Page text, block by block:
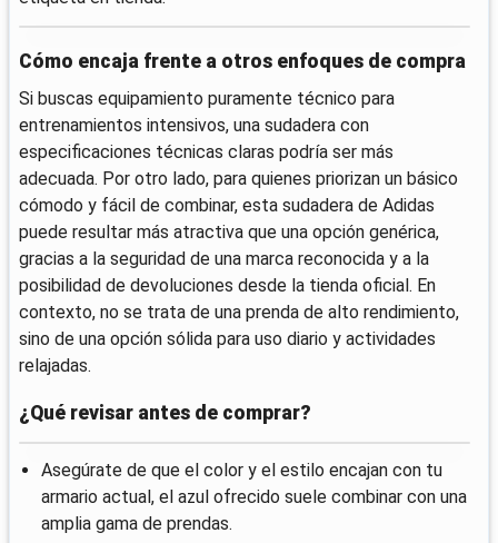
Cómo encaja frente a otros enfoques de compra
Si buscas equipamiento puramente técnico para
entrenamientos intensivos, una sudadera con
especificaciones técnicas claras podría ser más
adecuada. Por otro lado, para quienes priorizan un básico
cómodo y fácil de combinar, esta sudadera de Adidas
puede resultar más atractiva que una opción genérica,
gracias a la seguridad de una marca reconocida y a la
posibilidad de devoluciones desde la tienda oficial. En
contexto, no se trata de una prenda de alto rendimiento,
sino de una opción sólida para uso diario y actividades
relajadas.
¿Qué revisar antes de comprar?
Asegúrate de que el color y el estilo encajan con tu
armario actual, el azul ofrecido suele combinar con una
amplia gama de prendas.